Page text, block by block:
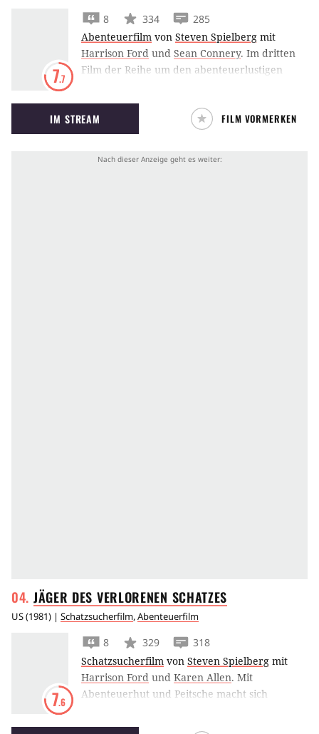
7.7
8 334
285
Abenteuerfilm von Steven Spielberg mit
Harrison Ford und Sean Connery. Im dritten
Film der Reihe um den abenteuerlustigen
Kreuzzug, begibt sich Indy auf die Suche nach
dem Heiligen Gral.
IM STREAM FILM VORMERKEN
JÄGER DES VERLORENEN SCHATZES
US(1981) | Schatzsucherfilm,Abenteuerfilm
7.6
8 329
318
Schatzsucherfilm von Steven Spielberg mit
Harrison Ford und Karen Allen. Mit
Abenteuerhut und Peitsche macht sich
nach der Bundeslade. Doch auch die Nazis